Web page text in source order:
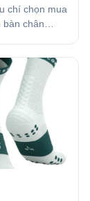
chí chọn mua
chân…